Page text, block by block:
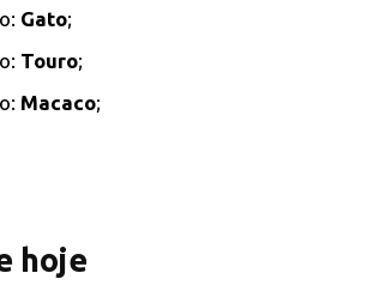
Gato;
Touro;
Macaco;
hoje